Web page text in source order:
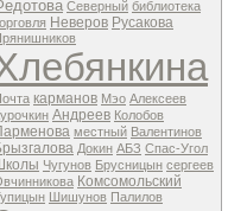
Северный библиотека
Неверов Русакова
карманов Мэо Алексеев
Андреев Колобов
местный Валентинов
Докин АБЗ Спас-Угол
Чугунов Брусницын сергеев
Комсомольский
Шишунов Палилов